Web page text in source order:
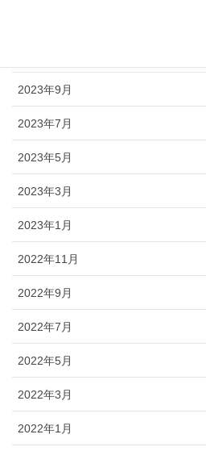
2023年9月
2023年7月
2023年5月
2023年3月
2023年1月
2022年11月
2022年9月
2022年7月
2022年5月
2022年3月
2022年1月